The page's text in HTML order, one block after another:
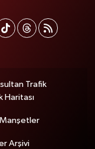
Trafik
Haritası
Manşetler
Arşivi